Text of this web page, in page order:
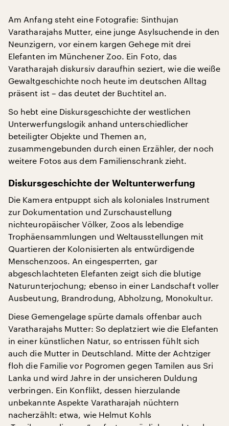
Am Anfang steht eine Fotografie: Sinthujan
Varatharajahs Mutter, eine junge Asylsuchende in den
Neunzigern, vor einem kargen Gehege mit drei
Elefanten im Münchener Zoo. Ein Foto, das
Varatharajah diskursiv daraufhin seziert, wie die weiße
Gewaltgeschichte noch heute im deutschen Alltag
präsent ist – das deutet der Buchtitel an.
So hebt eine Diskursgeschichte der westlichen
Unterwerfungslogik anhand unterschiedlicher
beteiligter Objekte und Themen an,
zusammengebunden durch einen Erzähler, der noch
weitere Fotos aus dem Familienschrank zieht.
Diskursgeschichte der Weltunterwerfung
Die Kamera entpuppt sich als koloniales Instrument
zur Dokumentation und Zurschaustellung
nichteuropäischer Völker, Zoos als lebendige
Trophäensammlungen und Weltausstellungen mit
Quartieren der Kolonisierten als entwürdigende
Menschenzoos. An eingesperrten, gar
abgeschlachteten Elefanten zeigt sich die blutige
Naturunterjochung; ebenso in einer Landschaft voller
Ausbeutung, Brandrodung, Abholzung, Monokultur.
Diese Gemengelage spürte damals offenbar auch
Varatharajahs Mutter: So deplatziert wie die Elefanten
in einer künstlichen Natur, so entrissen fühlt sich
auch die Mutter in Deutschland. Mitte der Achtziger
floh die Familie vor Pogromen gegen Tamilen aus Sri
Lanka und wird Jahre in der unsicheren Duldung
verbringen. Ein Konflikt, dessen hierzulande
unbekannte Aspekte Varatharajah nüchtern
nacherzählt: etwa, wie Helmut Kohls